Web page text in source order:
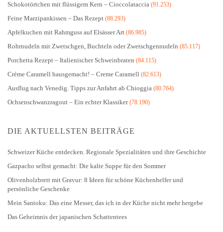
Schokotörtchen mit flüssigem Kern – Cioccolataccia (91.253)
Feine Marzipankissen – Das Rezept (88.293)
Apfelkuchen mit Rahmguss auf Elsässer Art (86.985)
Rohrnudeln mit Zwetschgen, Buchteln oder Zwetschgennudeln (85.117)
Porchetta Rezept – Italienischer Schweinbraten (84.115)
Crème Caramell hausgemacht! – Creme Caramell (82.613)
Ausflug nach Venedig. Tipps zur Anfahrt ab Chioggia (80.764)
Ochsenschwanzragout – Ein echter Klassiker(78.190)
DIE AKTUELLSTEN BEITRÄGE
Schweizer Küche entdecken. Regionale Spezialitäten und ihre Geschichte
Gazpacho selbst gemacht: Die kalte Suppe für den Sommer
Olivenholzbrett mit Gravur: 8 Ideen für schöne Küchenhelfer und
persönliche Geschenke
Mein Santoku: Das eine Messer, das ich in der Küche nicht mehr hergebe
Das Geheimnis der japanischen Schattentees